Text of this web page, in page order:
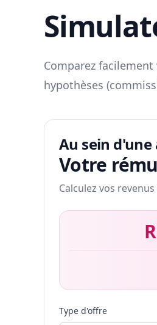
Comparez
hypothèses
Au sein d'une
Votre
Calculez vos
Type d'offre